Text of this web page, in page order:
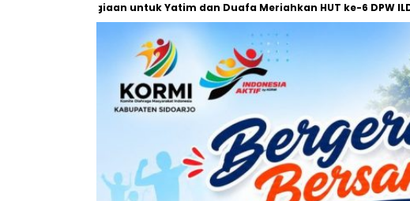
untuk Yatim dan Duafa Meriahkan HUT ke-6 DPW ILDI Sidoarjo